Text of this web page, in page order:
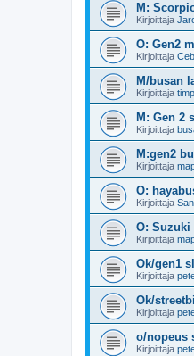
M:
Kirjoittaja
O: Gen2
Kirjoittaja
M/busan
Kirjoittaja
M: Gen 2
Kirjoittaja
M:gen2
Kirjoittaja
O:
Kirjoittaja
O: Suzuki
Kirjoittaja
Ok/gen1
Kirjoittaja
Ok/
Kirjoittaja
o/nopeus
Kirjoittaja